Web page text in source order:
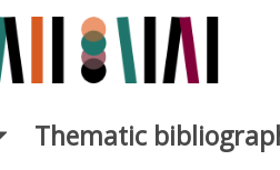
Thematic